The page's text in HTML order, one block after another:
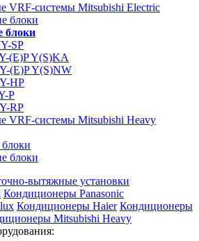
VRF-системы Mitsubishi Electric
блоки
блоки
SP
(E)P Y(S)KA
(E)P Y(S)NW
HP
P
RP
VRF-системы Mitsubishi Heavy
блоки
вытяжные установки
Кондиционеры Panasonic
Кондиционеры Haier Кондиционеры
Mitsubishi Heavy